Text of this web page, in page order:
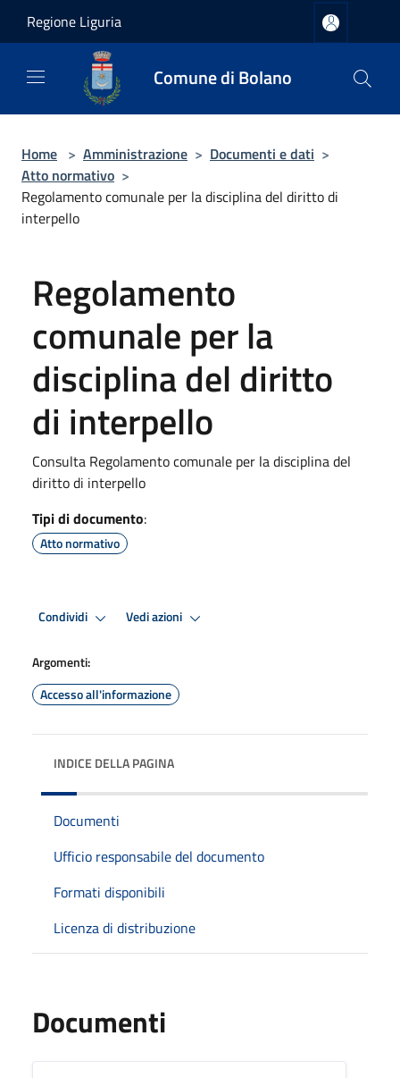
Regione Liguria
Comune di Bolano
Home > Amministrazione > Documenti e dati >
Atto normativo >
Regolamento comunale per la disciplina del diritto di
interpello
Regolamento
comunale per la
disciplina del diritto
di interpello
Consulta Regolamento comunale per la disciplina del
diritto di interpello
Tipi di documento:
Atto normativo
Condividi Vedi azioni
Argomenti:
Accesso all'informazione
INDICE DELLA PAGINA
Documenti
Ufficio responsabile del documento
Formati disponibili
Licenza di distribuzione
Documenti